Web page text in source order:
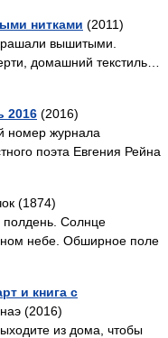
нитками (2011)
вышитыми.
домашний текстиль…
2016 (2016)
номер журнала
поэта Евгения Рейна
(1874)
Солнце
небе. Обширное поле
и книга с
(2016)
из дома, чтобы